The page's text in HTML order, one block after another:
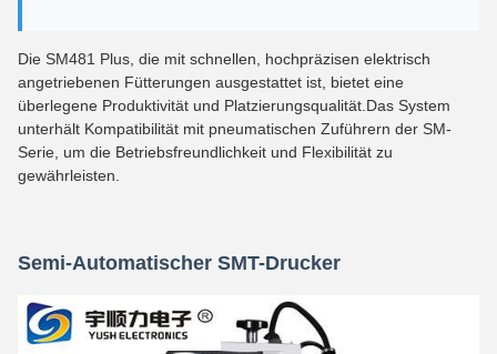
Die SM481 Plus, die mit schnellen, hochpräzisen elektrisch
angetriebenen Fütterungen ausgestattet ist, bietet eine
überlegene Produktivität und Platzierungsqualität.Das System
unterhält Kompatibilität mit pneumatischen Zuführern der SM-
Serie, um die Betriebsfreundlichkeit und Flexibilität zu
gewährleisten.
Semi-Automatischer SMT-Drucker